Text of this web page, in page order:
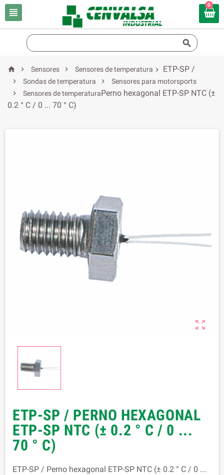

0

  Sensores 
Sensores de temperatura

Sondas de temperatura 
Sensores para motorsports

Sensores de temperatura
 ETP-SP /
Perno hexagonal ETP-SP NTC (±
0.2 ° C / 0 ... 70 ° C)

ETP-SP / PERNO HEXAGONAL
ETP-SP NTC (± 0.2 ° C / 0 ...
70 ° C)
ETP-SP / Perno hexagonal ETP-SP NTC (± 0.2 ° C / 0 ...